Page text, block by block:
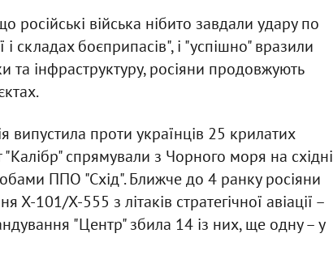
війська нібито завдали удару по
складах боєприпасів", і "успішно" вразили
та інфраструктуру, росіяни продовжують
випустила проти українців 25 крилатих
спрямували з Чорного моря на східні
ППО "Схід". Ближче до 4 ранку росіяни
101/Х-555 з літаків стратегічної авіації –
"Центр" збила 14 із них, ще одну – у